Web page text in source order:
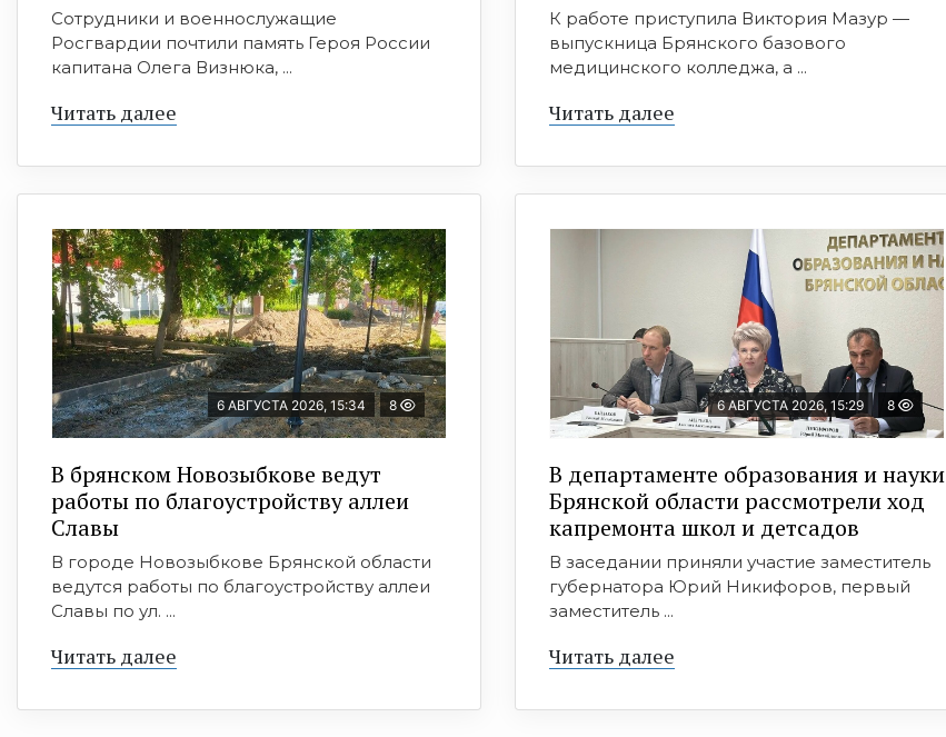
Сотрудники и военнослужащие
Росгвардии почтили память Героя России
капитана Олега Визнюка, ...
Читать далее
К работе приступила Виктория Мазур —
выпускница Брянского базового
медицинского колледжа, а ...
Читать далее
6 АВГУСТА 2026, 15:34 8
В брянском Новозыбкове ведут
работы по благоустройству аллеи
Славы
В городе Новозыбкове Брянской области
ведутся работы по благоустройству аллеи
Славы по ул. ...
Читать далее
6 АВГУСТА 2026, 15:29 8
В департаменте образования и науки
Брянской области рассмотрели ход
капремонта школ и детсадов
В заседании приняли участие заместитель
губернатора Юрий Никифоров, первый
заместитель ...
Читать далее